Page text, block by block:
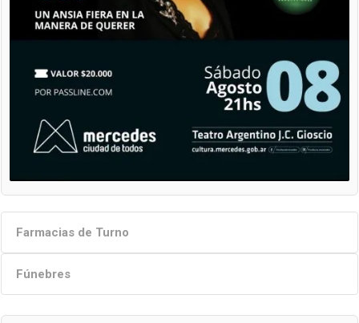
Farmacias de Turno
Fúnebres